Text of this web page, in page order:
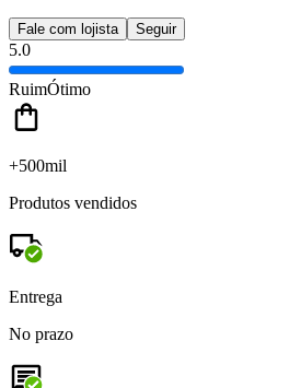
Fale com lojista Seguir
5.0
RuimÓtimo
+500mil
Produtos vendidos
Entrega
No prazo